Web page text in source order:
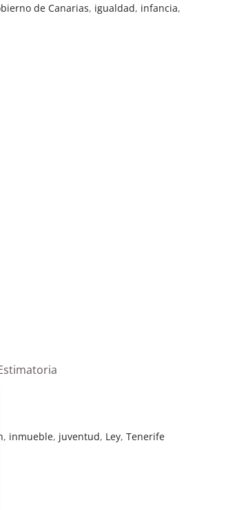
de Canarias, igualdad, infancia,
, inmueble, juventud, Ley,Tenerife